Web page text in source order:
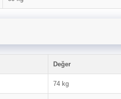
Değer
74 kg